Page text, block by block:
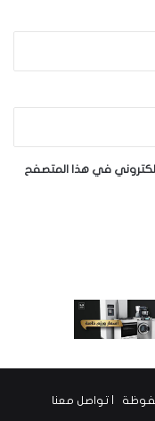
في هذا المتصفح
تواصل معنا